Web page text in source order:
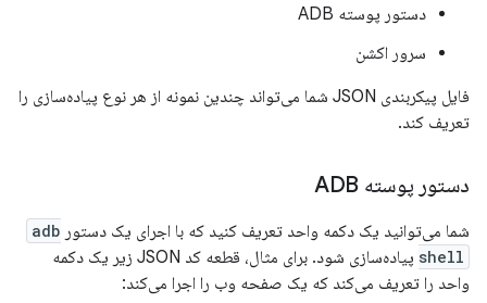
دستور پوسته ADB
سرور اکشن
فایل پیکربندی JSON شما می‌تواند چندین نمونه از هر نوع پیاده‌سازی را
تعریف کند.
دستور پوسته ADB
شما می‌توانید یک دکمه واحد تعریف کنید که با اجرای یک دستور adb
shell
پیاده‌سازی شود. برای مثال، قطعه کد JSON زیر یک دکمه
واحد را تعریف می‌کند که یک صفحه وب را اجرا می‌کند: